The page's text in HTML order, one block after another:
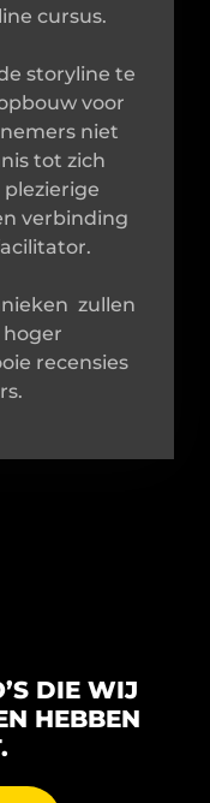
cursus.
storyline te
voor
niet
tot zich
verbinding
zullen
recensies
DIE WIJ
HEBBEN